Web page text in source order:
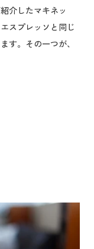
介したマキネッ
スプレッソと同じ
す。その一つが、